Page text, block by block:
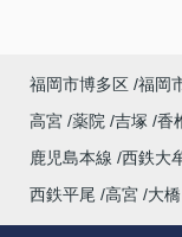
福岡市博多区 福岡
高宮 薬院 吉塚 香
鹿児島本線 西鉄大
西鉄平尾 高宮 大橋